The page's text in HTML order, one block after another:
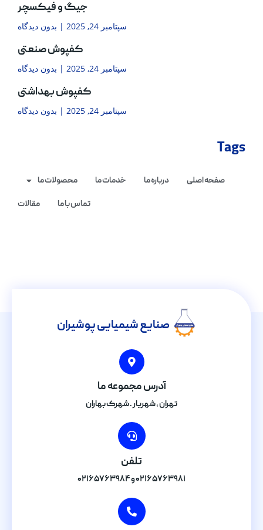
جیگ و فیکسچر
سپتامبر 24, 2025 بدون دیدگاه
کفپوش صنعتی
سپتامبر 24, 2025 بدون دیدگاه
کفپوش بهداشتی
سپتامبر 24, 2025 بدون دیدگاه
Tags
صفحه اصلی درباره ما خدمات ما
محصولات ما
تماس با ما
مقالات
صنایع شیمیایی پوشیران
آدرس مجموعه ما
تهران , شهریار . شهرک بهاران
تلفن
۰۲۱۶۵۷۶۳۹۸۱ و ۰۲۱۶۵۷۶۳۹۸۴